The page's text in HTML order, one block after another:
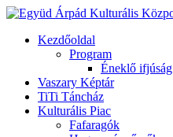
Kezdőoldal
Program
Éneklő ifjúság
Vaszary Képtár
TiTi Táncház
Kulturális Piac
Fafaragók